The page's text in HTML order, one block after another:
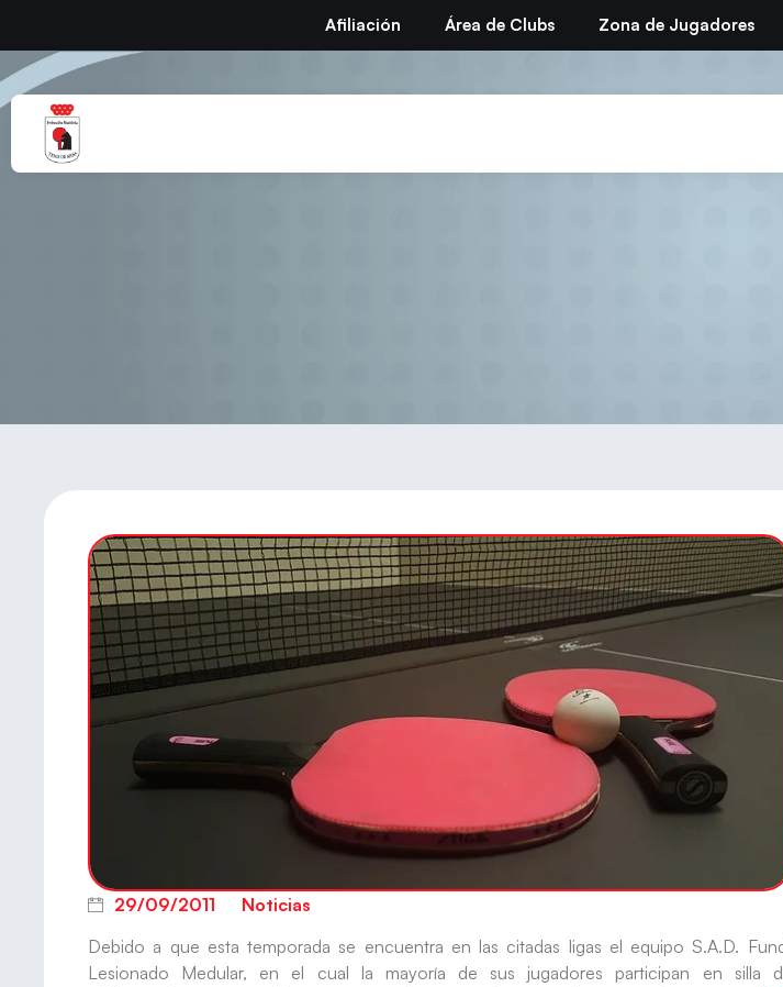
Afiliación Área de Clubs Zona de Jugadores
29/09/2011
Noticias
Debido a que esta temporada se encuentra en las citadas ligas el equipo S.A.D.
Lesionado Medular, en el cual la mayoría de sus jugadores participan en silla